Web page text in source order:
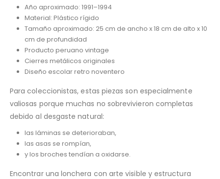
Año aproximado: 1991–1994
Material: Plástico rígido
Tamaño aproximado: 25 cm de ancho x 18 cm de alto x 10
cm de profundidad
Producto peruano vintage
Cierres metálicos originales
Diseño escolar retro noventero
Para coleccionistas, estas piezas son especialmente
valiosas porque muchas no sobrevivieron completas
debido al desgaste natural:
las láminas se deterioraban,
las asas se rompían,
y los broches tendían a oxidarse.
Encontrar una lonchera con arte visible y estructura